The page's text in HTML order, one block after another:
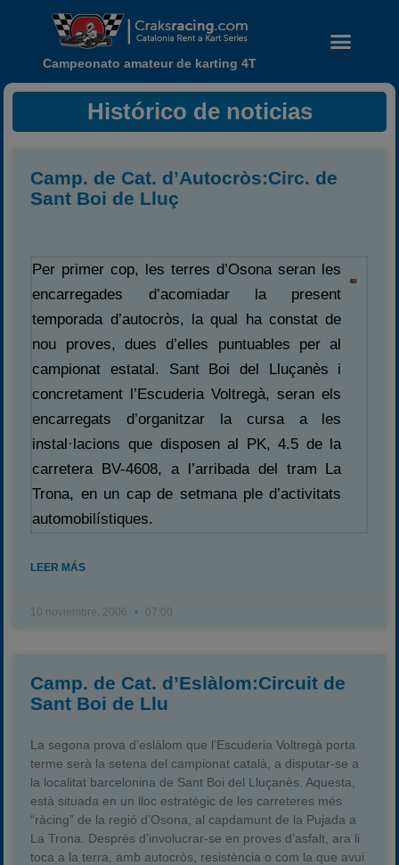
Calendario
Temporada 2026
Carreras finalizadas
Campeonato
Temporada 2026
Temporadas anteriores
Preguntas Frecuentes
Campeonato amateur de karting 4T
Histórico de noticias
Camp. de Cat. d’Autocròs:Circ. de
Sant Boi de Lluç
Per primer cop, les terres d’Osona seran les
encarregades d’acomiadar la present
temporada d’autocròs, la qual ha constat de
nou proves, dues d’elles puntuables per al
campionat estatal. Sant Boi del Lluçanès i
concretament l’Escuderia Voltregà, seran els
encarregats d’organitzar la cursa a les
instal·lacions que disposen al PK, 4.5 de la
carretera BV-4608, a l’arribada del tram La
Trona, en un cap de setmana ple d’activitats
automobilístiques.
LEER MÁS
10 noviembre, 2006 07:00
Camp. de Cat. d’Eslàlom:Circuit de
Sant Boi de Llu
La segona prova d’eslàlom que l’Escuderia Voltregà porta
terme serà la setena del campionat català, a disputar-se a
la localitat barcelonina de Sant Boi del Lluçanès. Aquesta,
està situada en un lloc estratègic de les carreteres més
“ràcing” de la regió d’Osona, al capdamunt de la Pujada a
La Trona. Després d’involucrar-se en proves d’asfalt, ara li
toca a la terra, amb autocròs, resistència o com la que avui